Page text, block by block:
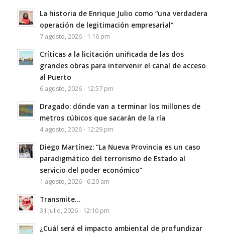
La historia de Enrique Julio como “una verdadera
operación de legitimación empresarial”
7 agosto, 2026 - 1:16 pm
Críticas a la licitación unificada de las dos
grandes obras para intervenir el canal de acceso
al Puerto
6 agosto, 2026 - 12:57 pm
Dragado: dónde van a terminar los millones de
metros cúbicos que sacarán de la ría
4 agosto, 2026 - 12:29 pm
Diego Martínez: “La Nueva Provincia es un caso
paradigmático del terrorismo de Estado al
servicio del poder económico”
1 agosto, 2026 - 6:20 am
Transmite…
31 julio, 2026 - 12:10 pm
¿Cuál será el impacto ambiental de profundizar